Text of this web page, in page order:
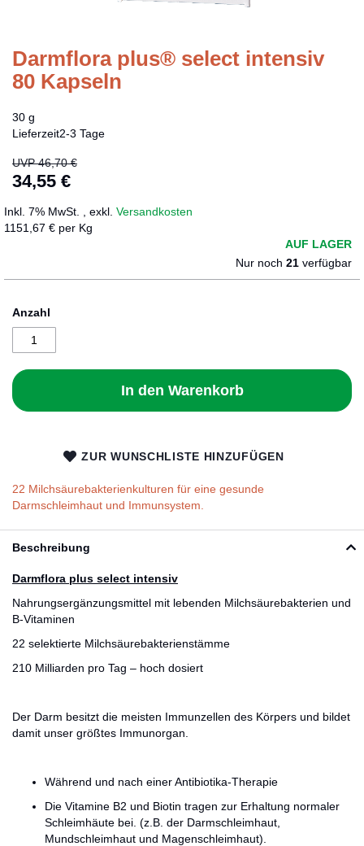
Darmflora plus® select intensiv
80 Kapseln
30 g
Lieferzeit2-3 Tage
UVP 46,70 €
Sonderangebot
34,55 €
Inkl. 7% MwSt. exkl. Versandkosten
1151,67 € per Kg
AUF LAGER
Nur noch 21 verfügbar
Anzahl
In den Warenkorb
ZUR WUNSCHLISTE HINZUFÜGEN
22 Milchsäurebakterienkulturen für eine gesunde
Darmschleimhaut und Immunsystem.
Zum
der
springen
Beschreibung
Darmflora plus select intensiv
Nahrungsergänzungsmittel mit lebenden Milchsäurebakterien und
B-Vitaminen
22 selektierte Milchsäurebakterienstämme
210 Milliarden pro Tag – hoch dosiert
Der Darm besitzt die meisten Immunzellen des Körpers und bildet
damit unser größtes Immunorgan.
Während und nach einer Antibiotika-Therapie
Die Vitamine B2 und Biotin tragen zur Erhaltung normaler
Schleimhäute bei. (z.B. der Darmschleimhaut,
Mundschleimhaut und Magenschleimhaut).